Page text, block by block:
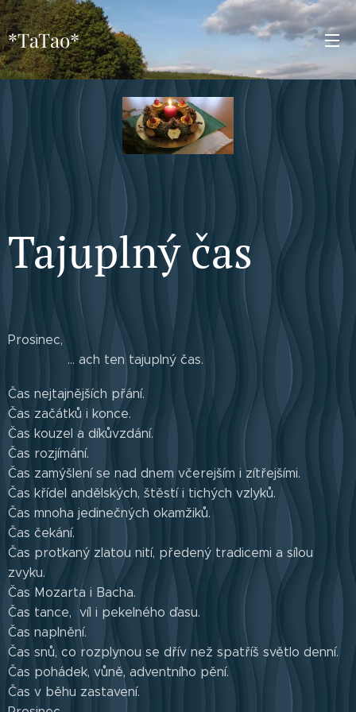
*TaTao*
Tajuplný čas
Prosinec,
... ach ten tajuplný čas.
Čas nejtajnějších přání.
Čas začátků i konce.
Čas kouzel a díkůvzdání.
Čas rozjímání.
Čas zamýšlení se nad dnem včerejším i zítřejšími.
Čas křídel andělských, štěstí i tichých vzlyků.
Čas mnoha jedinečných okamžiků.
Čas čekání.
Čas protkaný zlatou nití, předený tradicemi a sílou
zvyku.
Čas Mozarta i Bacha.
Čas tance, víl i pekelného ďasu.
Čas naplnění.
Čas snů, co rozplynou se dřív než spatříš světlo denní.
Čas pohádek, vůně, adventního pění.
Čas v běhu zastavení.